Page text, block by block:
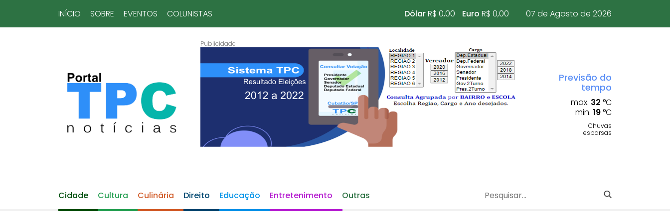
INÍCIO SOBRE EVENTOS COLUNISTAS DólarR$ 0,00 Euro R$ 0,00 07 de Agosto de 2026
Previsão do
tempo
max. 32 °C
min. 19 °C
Chuvas
esparsas
Cidade Cultura Culinária Direito Educação Entretenimento Outras